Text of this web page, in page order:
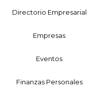
Directorio Empresarial
Empresas
Eventos
Finanzas Personales